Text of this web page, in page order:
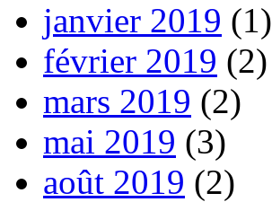
janvier 2019 (1)
février 2019 (2)
mars 2019 (2)
mai 2019 (3)
août 2019 (2)